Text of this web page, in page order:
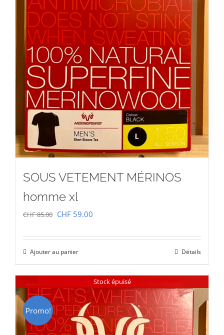
SOUS VETEMENT MÉRINOS
homme xl
CHF85.00 Le
était :
CHF 85.00.
CHF 59.00
CHF 59.00.
Ajouter au panier Détails
Stock épuisé
Promo!